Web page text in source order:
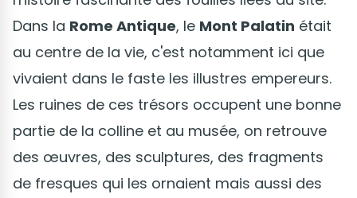
Dans la Rome Antique, le Mont Palatin était
au centre de la vie, c'est notamment ici que
vivaient dans le faste les illustres empereurs.
Les ruines de ces trésors occupent une bonne
partie de la colline et au musée, on retrouve
des œuvres, des sculptures, des fragments
de fresques qui les ornaient mais aussi des